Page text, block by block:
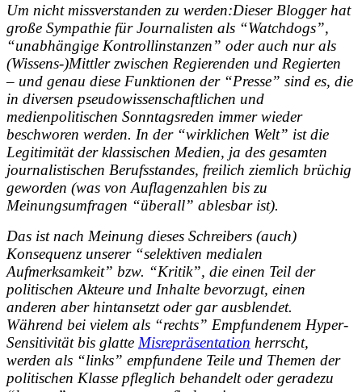
Um nicht missverstanden zu werden:Dieser Blogger hat
große Sympathie für Journalisten als “Watchdogs”,
“unabhängige Kontrollinstanzen” oder auch nur als
(Wissens-)Mittler zwischen Regierenden und Regierten
– und genau diese Funktionen der “Presse” sind es, die
in diversen pseudowissenschaftlichen und
medienpolitischen Sonntagsreden immer wieder
beschworen werden. In der “wirklichen Welt” ist die
Legitimität der klassischen Medien, ja des gesamten
journalistischen Berufsstandes, freilich ziemlich brüchig
geworden (was von Auflagenzahlen bis zu
Meinungsumfragen “überall” ablesbar ist).
Das ist nach Meinung dieses Schreibers (auch)
Konsequenz unserer “selektiven medialen
Aufmerksamkeit” bzw. “Kritik”, die einen Teil der
politischen Akteure und Inhalte bevorzugt, einen
anderen aber hintansetzt oder gar ausblendet.
Während bei vielem als “rechts” Empfundenem Hyper-
Sensitivität bis glatte Misrepräsentation herrscht,
werden als “links” empfundene Teile und Themen der
politischen Klasse pfleglich behandelt oder geradezu